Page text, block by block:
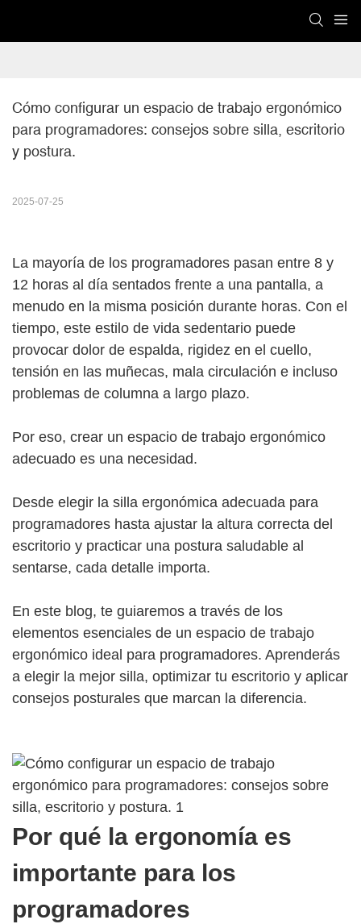
Cómo configurar un espacio de trabajo ergonómico
para programadores: consejos sobre silla, escritorio
y postura.
2025-07-25
La mayoría de los programadores pasan entre 8 y
12 horas al día sentados frente a una pantalla, a
menudo en la misma posición durante horas. Con el
tiempo, este estilo de vida sedentario puede
provocar dolor de espalda, rigidez en el cuello,
tensión en las muñecas, mala circulación e incluso
problemas de columna a largo plazo.
Por eso, crear un espacio de trabajo ergonómico
adecuado es una necesidad.
Desde elegir la silla ergonómica adecuada para
programadores hasta ajustar la altura correcta del
escritorio y practicar una postura saludable al
sentarse, cada detalle importa.
En este blog, te guiaremos a través de los
elementos esenciales de un espacio de trabajo
ergonómico ideal para programadores. Aprenderás
a elegir la mejor silla, optimizar tu escritorio y aplicar
consejos posturales que marcan la diferencia.
Por qué la ergonomía es
importante para los
programadores